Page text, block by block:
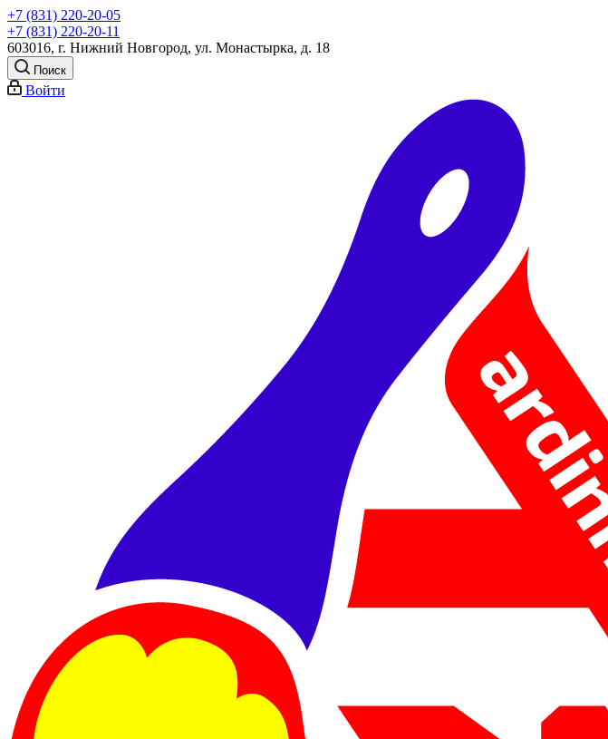
+7 (831) 220-20-05
+7 (831) 220-20-11
603016, г. Нижний Новгород, ул. Монастырка, д. 18
Поиск
Войти